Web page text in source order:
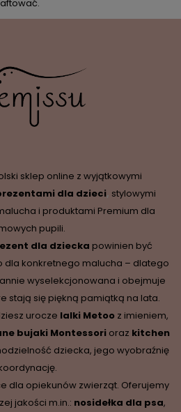
sklep online z wyjątkowymi
dla dzieci, stylowymi
i produktami Premium dla
pupili.
dla dziecka powinien być
dla konkretnego malucha – dlatego
wyselekcjonowana i obejmuje
stają się piękną pamiątką na lata.
urocze lalki Metoo z imieniem,
bujaki Montessorioraz kitchen
dziecka, jego wyobraźnię
dla opiekunów zwierząt. Oferujemy
jakości m.in.: nosidełka dla psa,